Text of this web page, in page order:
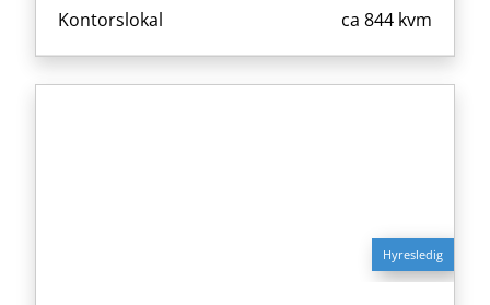
Kontorslokal ca 844 kvm
Hyresledig